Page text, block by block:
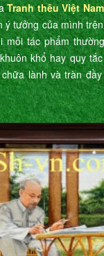
Tranh thêu Việt Nam
ý tưởng của mình
mỗi tác phẩm
khổ hay quy
lành và tràn